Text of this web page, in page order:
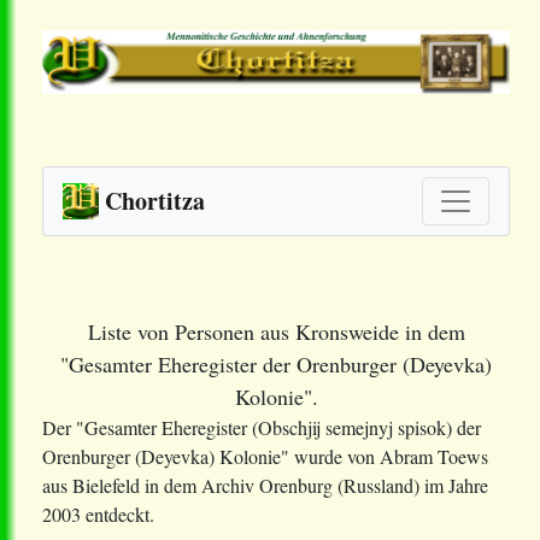
Chortitza
Liste von Personen aus Kronsweide in dem
"Gesamter Eheregister der Orenburger (Deyevka)
Kolonie".
Der "Gesamter Eheregister (Obschjij semejnyj spisok) der
Orenburger (Deyevka) Kolonie" wurde von Abram Toews
aus Bielefeld in dem Archiv Orenburg (Russland) im Jahre
2003 entdeckt.